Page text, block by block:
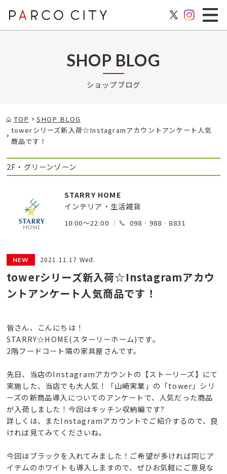
SHOP BLOG
ショップブログ
TOP
SHOP BLOG
towerシリーズ新入荷☆Instagramアカウントアンケート人気
商品です！
2F・グリーンゾーン
STARRY HOME
インテリア・生活雑貨
10:00～22:00 098‐988‐8831
2021.11.17 Wed.
towerシリーズ新入荷☆Instagramアカウ
ントアンケート人気商品です！
皆さん、こんにちは！
STARRY☆HOME(スターリーホーム)です。
2階フードコート隣の家具屋さんです。
先日、当店のInstagramアカウントの【ストーリーズ】にて
実施した、当店でも大人気！「山崎実業」の「tower」シリ
ーズの新商品導入についてのアンケートで、人気だった商品
が入荷しました！今回はキッチン収納編です?
詳しくは、またInstagramアカウントでご紹介するので、良
ければ見てみてくださいね。
今回はブラックを入れてみました！ご希望が多ければ同じア
イテムのホワイトも導入しますので、ぜひお気軽にご意見な